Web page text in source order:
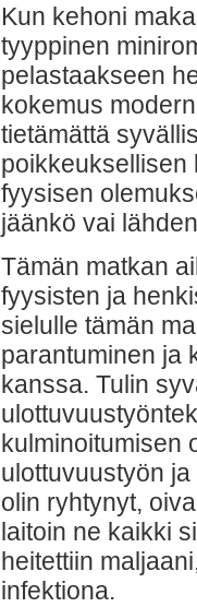
Kun kehoni
tyyppinen
pelastaakseen
kokemus
tietämättä
poikkeuksellisen
fyysisen
jäänkö vai
Tämän matkan
fyysisten ja
sielulle tämän
parantuminen ja
kanssa. Tulin
kulminoitumisen
ulottuvuustyön
olin ryhtynyt,
laitoin ne kaikki
heitettiin
infektiona.